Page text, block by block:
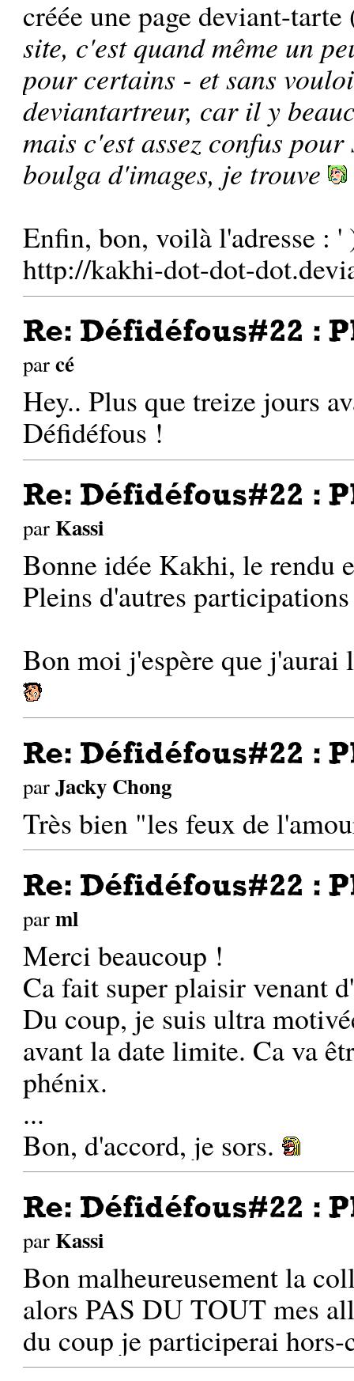
créée une page deviant-tarte
site, c'est quand même un
pour certains - et sans
deviantartreur, car il y
mais c'est assez confus
boulga d'images, je trouve
Enfin, bon, voilà l'adresse : '
http://kakhi-dot-dot-
Re: Défidéfous#22 :
parcé
Hey.. Plus que treize jours
Défidéfous !
Re: Défidéfous#22 :
parKassi
Bonne idée Kakhi, le rendu
Pleins d'autres
Bon moi j'espère que j'aurai
Re: Défidéfous#22 :
parJacky Chong
Très bien "les feux de
Re: Défidéfous#22 :
parml
Merci beaucoup !
Ca fait super plaisir venant
Du coup, je suis ultra
avant la date limite. Ca va
phénix.
...
Bon, d'accord, je sors.
Re: Défidéfous#22 :
parKassi
Bon malheureusement la
alors PAS DU TOUT mes
du coup je participerai